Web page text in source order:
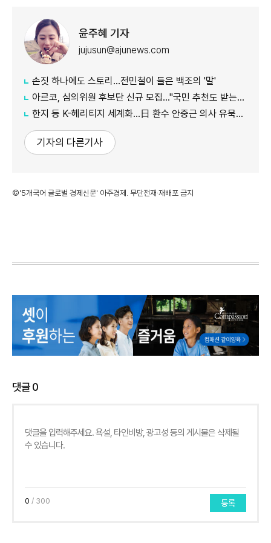
윤주혜 기자
jujusun@ajunews.com
손짓 하나에도 스토리…전민철이 들은 백조의 '말'
아르코, 심의위원 후보단 신규 모집…"국민 추천도 받는다"
한지 등 K-헤리티지 세계화…日 환수 안중근 의사 유묵도 공개
기자의 다른기사
©'5개국어 글로벌 경제신문' 아주경제. 무단전재·재배포 금지
댓글0
0 / 300 등록